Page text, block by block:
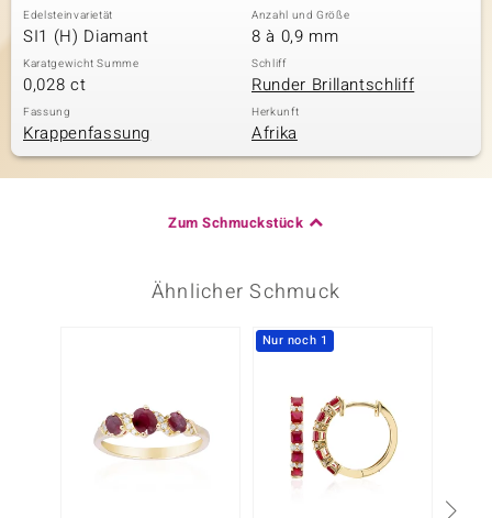
Edelsteinvarietät
SI1 (H) Diamant
Anzahl und Größe
8 à 0,9 mm
Karatgewicht Summe
0,028 ct
Schliff
Runder Brillantschliff
Fassung
Krappenfassung
Herkunft
Afrika
Zum Schmuckstück
Ähnlicher Schmuck
Nur noch 1